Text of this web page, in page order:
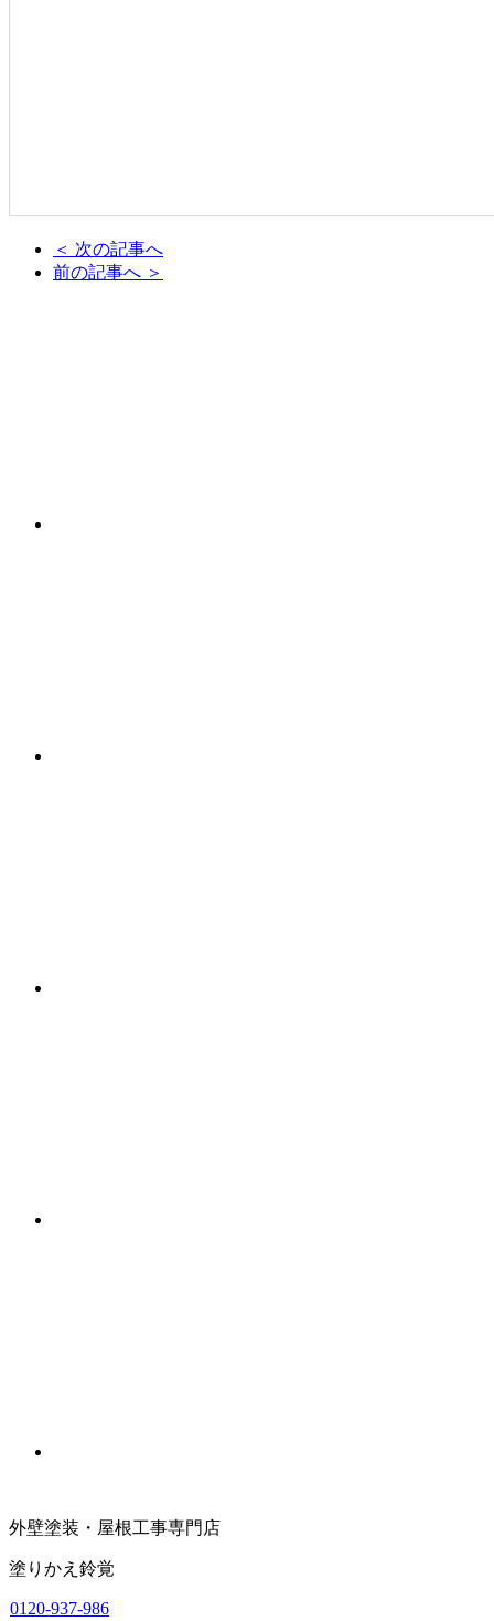
＜ 次の記事へ
前の記事へ ＞
外壁塗装・屋根工事専門店
塗りかえ鈴覚
0120-937-986